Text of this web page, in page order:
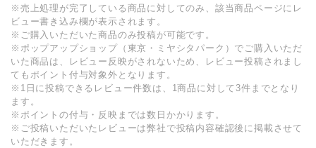
※売上処理が完了している商品に対してのみ、該当商品ページにレ
ビュー書き込み欄が表示されます。
※ご購入いただいた商品のみ投稿が可能です。
※ポップアップショップ（東京・ミヤシタパーク）でご購入いただ
いた商品は、レビュー反映がされないため、レビュー投稿されまし
てもポイント付与対象外となります。
※1日に投稿できるレビュー件数は、1商品に対して3件までとなり
ます。
※ポイントの付与・反映までは数日かかります。
※ご投稿いただいたレビューは弊社で投稿内容確認後に掲載させて
いただきます。